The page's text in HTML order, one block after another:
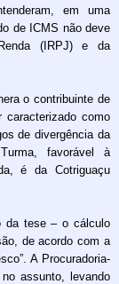
em uma
de ICMS não deve
(IRPJ) e da
o contribuinte de
caracterizado como
de divergência da
favorável à
é da Cotriguaçu
da tese – o cálculo
de acordo com a
A Procuradoria-
assunto, levando